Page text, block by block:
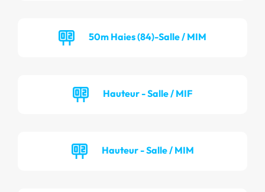
50m Haies (84)-Salle / MIM
Hauteur - Salle / MIF
Hauteur - Salle / MIM